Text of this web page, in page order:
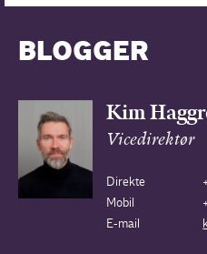
BLOGGER
Kim
Vicedirektør
Direkte
Mobil
E-mail